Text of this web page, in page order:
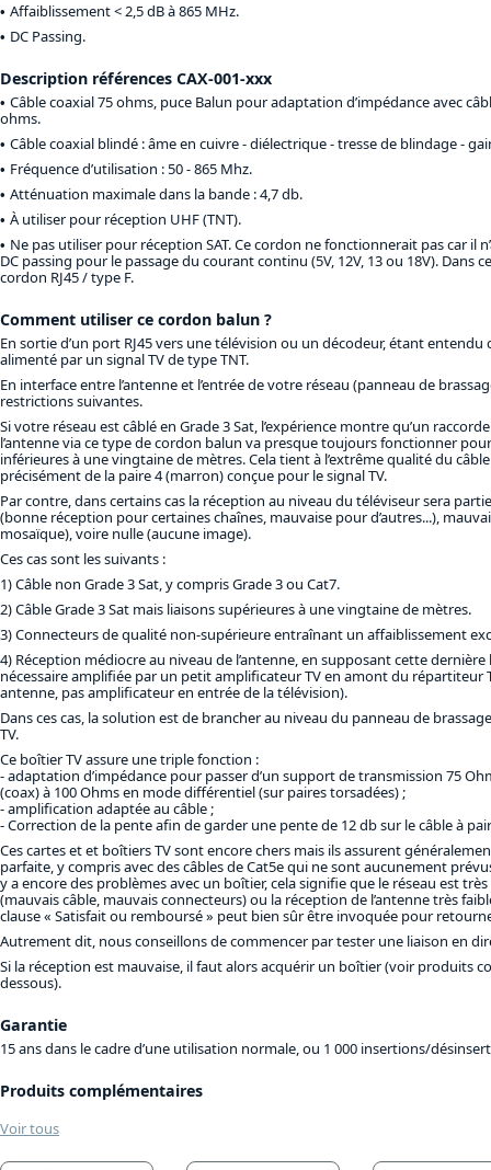
Affaiblissement < 2,5 dB à 865 MHz.
DC Passing.
Description références CAX-001-xxx
Câble coaxial 75 ohms, puce Balun pour adaptation d’impédance avec
ohms.
Câble coaxial blindé : âme en cuivre - diélectrique - tresse de blindage -
Fréquence d’utilisation : 50 - 865 Mhz.
Atténuation maximale dans la bande : 4,7 db.
À utiliser pour réception UHF (TNT).
Ne pas utiliser pour réception SAT. Ce cordon ne fonctionnerait pas car il
DC passing pour le passage du courant continu (5V, 12V, 13 ou 18V). Dans
cordon RJ45 / type F.
Comment utiliser ce cordon balun ?
En sortie d’un port RJ45 vers une télévision ou un décodeur, étant entendu
alimenté par un signal TV de type TNT.
En interface entre l’antenne et l’entrée de votre réseau (panneau de
restrictions suivantes.
Si votre réseau est câblé en Grade 3 Sat, l’expérience montre qu’un
l’antenne via ce type de cordon balun va presque toujours fonctionner
inférieures à une vingtaine de mètres. Cela tient à l’extrême qualité du
précisément de la paire 4 (marron) conçue pour le signal TV.
Par contre, dans certains cas la réception au niveau du téléviseur sera
(bonne réception pour certaines chaînes, mauvaise pour d’autres...),
mosaïque), voire nulle (aucune image).
Ces cas sont les suivants :
1) Câble non Grade 3 Sat, y compris Grade 3 ou Cat7.
2) Câble Grade 3 Sat mais liaisons supérieures à une vingtaine de mètres.
3) Connecteurs de qualité non-supérieure entraînant un affaiblissement
4) Réception médiocre au niveau de l’antenne, en supposant cette
nécessaire amplifiée par un petit amplificateur TV en amont du répartiteur
antenne, pas amplificateur en entrée de la télévision).
Dans ces cas, la solution est de brancher au niveau du panneau de
TV.
Ce boîtier TV assure une triple fonction :
adaptation d’impédance pour passer d’un support de transmission 75
(coax) à 100 Ohms en mode différentiel (sur paires torsadées) ;
amplification adaptée au câble ;
Correction de la pente afin de garder une pente de 12 db sur le câble à
Ces cartes et et boîtiers TV sont encore chers mais ils assurent
parfaite, y compris avec des câbles de Cat5e qui ne sont aucunement
y a encore des problèmes avec un boîtier, cela signifie que le réseau est
(mauvais câble, mauvais connecteurs) ou la réception de l’antenne très
clause « Satisfait ou remboursé » peut bien sûr être invoquée pour
Autrement dit, nous conseillons de commencer par tester une liaison en
Si la réception est mauvaise, il faut alors acquérir un boîtier (voir produits
dessous).
Garantie
15 ans dans le cadre d’une utilisation normale, ou 1 000 insertions/
Produits complémentaires
Voir tous